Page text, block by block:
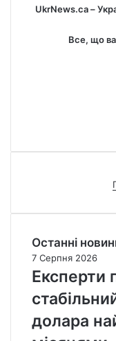
UkrNews.ca –
Все, що
Останні
7 Серпня 2026
Експерти
долара